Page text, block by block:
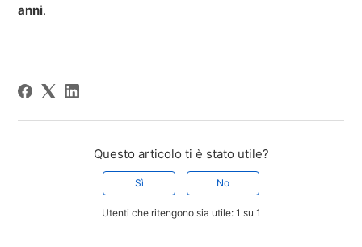
anni.
Questo articolo ti è stato utile?
Sì No
Utenti che ritengono sia utile: 1 su 1